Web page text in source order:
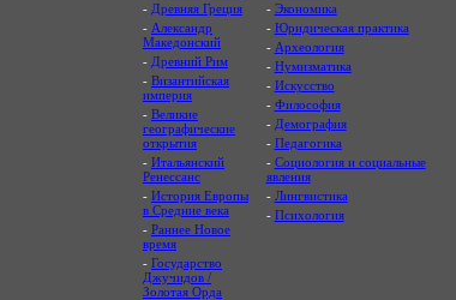
- Древняя Греция
- Александр
Македонский
- Древний Рим
- Византийская
империя
- Великие
географические
открытия
- Итальянский
Ренессанс
- История Европы
в Средние века
- Раннее Новое
время
- Государство
Джучидов /
Золотая Орда
- Экономика
- Юридическая практика
- Археология
- Нумизматика
- Искусство
- Философия
- Демография
- Педагогика
- Социология и социальные
явления
- Лингвистика
- Психология